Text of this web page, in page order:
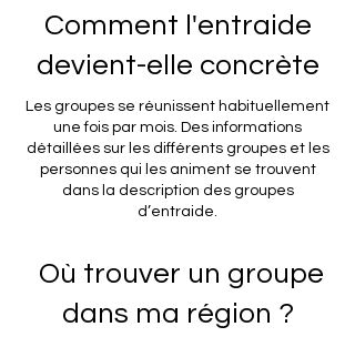
Comment l'entraide
devient-elle concrète
Les groupes se réunissent habituellement
une fois par mois. Des informations
détaillées sur les différents groupes et les
personnes qui les animent se trouvent
dans la description des groupes
d’entraide.
Où trouver un groupe
dans ma région ?